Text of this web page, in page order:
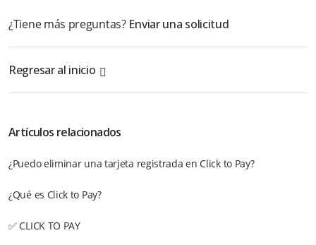
¿Tiene más preguntas? Enviar una solicitud
Regresar al inicio
Artículos relacionados
¿Puedo eliminar una tarjeta registrada en Click to Pay?
¿Qué es Click to Pay?
✅ CLICK TO PAY